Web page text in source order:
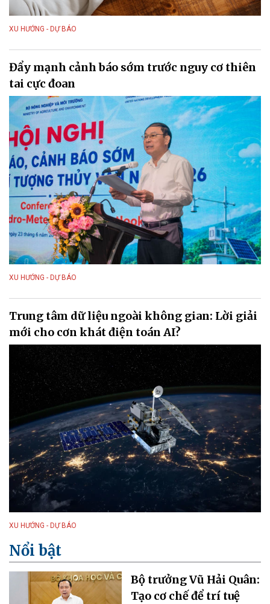
XU HƯỚNG - DỰ BÁO
Đẩy mạnh cảnh báo sớm trước nguy cơ thiên
tai cực đoan
XU HƯỚNG - DỰ BÁO
Trung tâm dữ liệu ngoài không gian: Lời giải
mới cho cơn khát điện toán AI?
XU HƯỚNG - DỰ BÁO
Nổi bật
Bộ trưởng Vũ Hải Quân:
Tạo cơ chế để trí tuệ